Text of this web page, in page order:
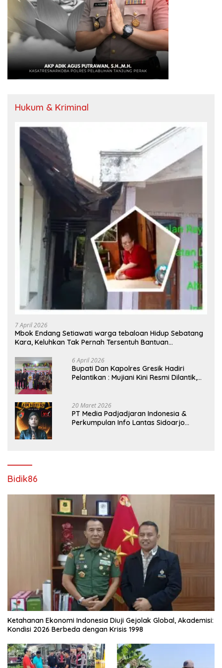
Hukum & Kriminal
7 April 2026
Mbok Endang Setiawati warga tebaloan Hidup Sebatang
Kara, Keluhkan Tak Pernah Tersentuh Bantuan
6 April 2026
​Bupati Dan Kapolres Gresik Hadiri
Pelantikan : Mujiani Kini Resmi Dilantik,
20 Maret 2026
PT Media Padjadjaran Indonesia &
Perkumpulan Info Lantas Sidoarjo
Bidik86
Ketahanan Ekonomi Indonesia Diuji Gejolak Global, Akademisi:
Kondisi 2026 Berbeda dengan Krisis 1998